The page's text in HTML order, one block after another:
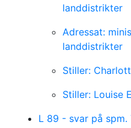
landdistrikter
Adressat:
landdistrikter
Stiller:
Stiller: Louise
L 89 - svar på